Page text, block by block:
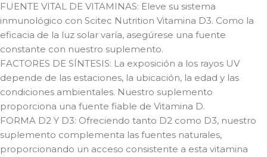
FUENTE VITAL DE VITAMINAS: Eleve su sistema
inmunológico con Scitec Nutrition Vitamina D3. Como la
eficacia de la luz solar varía, asegúrese una fuente
constante con nuestro suplemento.
FACTORES DE SÍNTESIS: La exposición a los rayos UV
depende de las estaciones, la ubicación, la edad y las
condiciones ambientales. Nuestro suplemento
proporciona una fuente fiable de Vitamina D.
FORMA D2 Y D3: Ofreciendo tanto D2 como D3, nuestro
suplemento complementa las fuentes naturales,
proporcionando un acceso consistente a esta vitamina